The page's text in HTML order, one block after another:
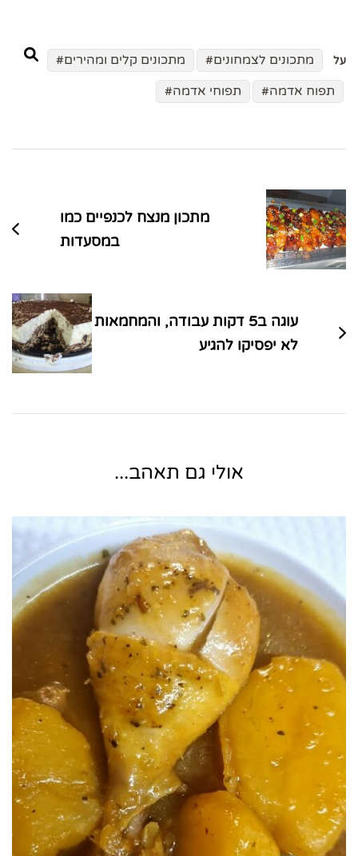
על מתכונים לצמחונים
מתכונים קלים ומהירים
תפוח אדמה
תפוחי אדמה
בפוסטים
מתכון מנצח לכנפיים כמו
במסעדות
עוגה ב5 דקות עבודה, והמחמאות
לא יפסיקו להגיע
אולי גם תאהב...